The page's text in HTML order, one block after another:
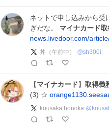
ネットで申し込みから受
ぎだな。 マイナカード
news.livedoor.com/
丼（午前中） @sh300i
【マイナカード】 取得義
(3) ☆
kousaka.honoka @